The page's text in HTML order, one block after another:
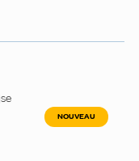
NOUVEAU